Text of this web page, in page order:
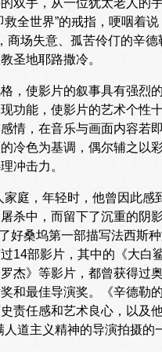
双手，从一位犹太老人的
全世界”的戒指，哽咽着
场失意、孤苦伶仃的辛德
圣地耶路撒冷。
，使影片的叙事具有强烈
功能，使影片的艺术个性
情，在音乐与画面内容若
冷色为基调，偶尔辅之以
冲击力。
庭，年轻时，他曾因此感
杀中，而留下了沉重的阴
好桑坞第一部描写法西斯
14部影片，其中的《大白
杰》等影片，都曾获得过
和最佳导演奖。《辛德勒
责任感和艺术良心，以及
人道主义精神的导演拍摄